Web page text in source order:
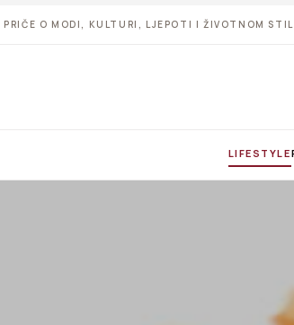
PRIČE O MODI, KULTURI, LJEPOTI I ŽIVOTNOM
LIFESTYLE